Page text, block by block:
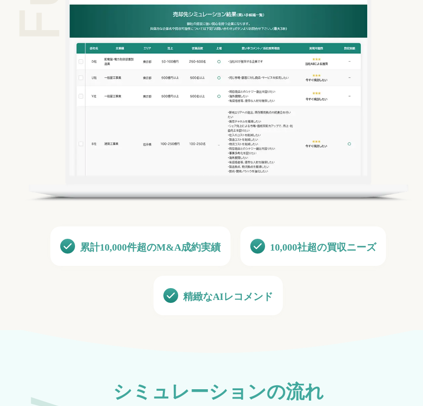
累計10,000件超のM&A成約実績 10,000社超の買収ニーズ
精緻なAIレコメンド
シミュレーションの流れ